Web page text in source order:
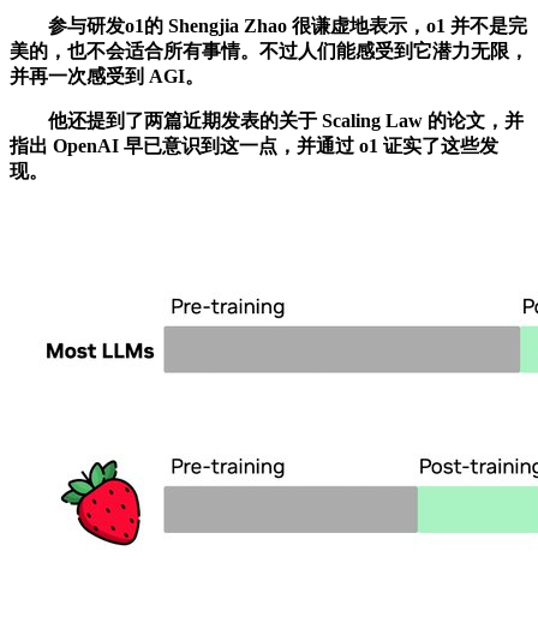
参与研发o1的 Shengjia Zhao 很谦虚地表示，o1 并不是完
美的，也不会适合所有事情。不过人们能感受到它潜力无限，
并再一次感受到 AGI。
他还提到了两篇近期发表的关于 Scaling Law 的论文，并
指出 OpenAI 早已意识到这一点，并通过 o1 证实了这些发
现。